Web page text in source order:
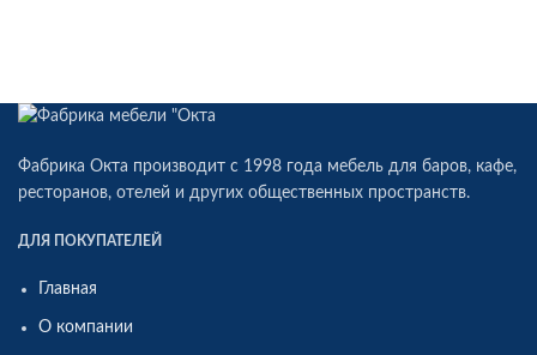
Фабрика Окта производит c 1998 года мебель для баров, кафе,
ресторанов, отелей и других общественных пространств.
ДЛЯ ПОКУПАТЕЛЕЙ
Главная
О компании